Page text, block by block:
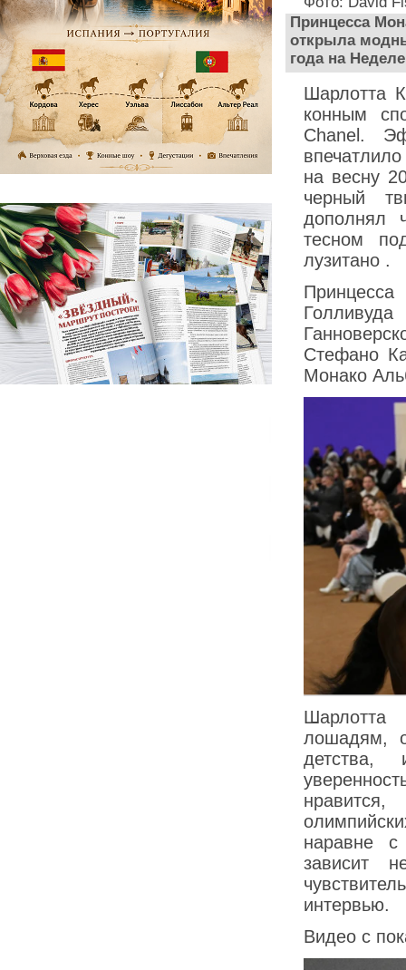
Принцесса
открыла
года на
Шарлотта
конным
Chanel.
на весну
черный
дополнял
тесном
лузитано .
Стефано
Монако
лошадям,
наравне
зависит
Видео с